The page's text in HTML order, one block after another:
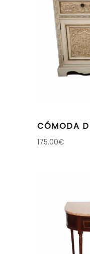
CÓMODA
175.00€